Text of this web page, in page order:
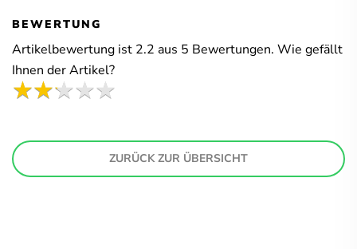
BEWERTUNG
Artikelbewertung ist 2.2 aus 5 Bewertungen. Wie gefällt
Ihnen der Artikel?
ZURÜCK ZUR ÜBERSICHT